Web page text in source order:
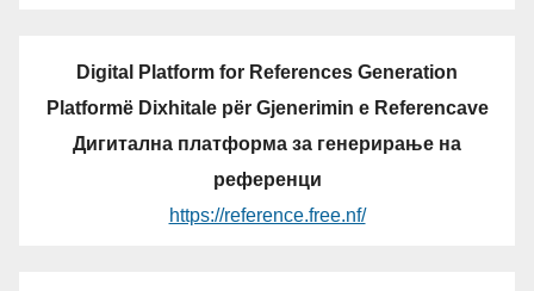
Digital Platform for References Generation
Platformë Dixhitale për Gjenerimin e Referencave
Дигитална платформа за генерирање на
референци
https://reference.free.nf/